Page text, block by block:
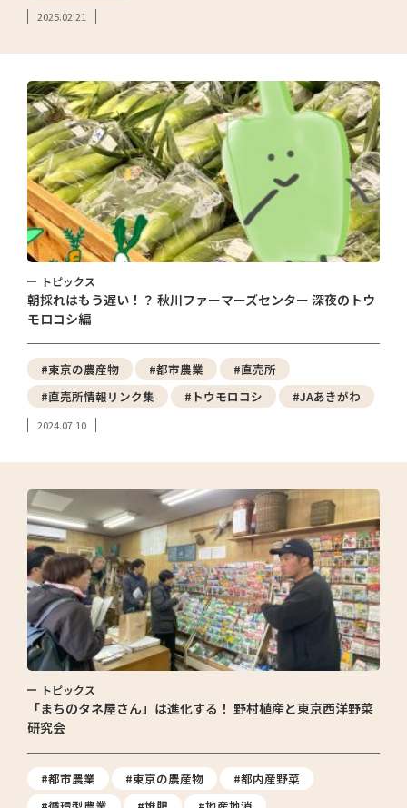
2025.02.21
トピックス
朝採れはもう遅い！？ 秋川ファーマーズセンター 深夜のトウ
モロコシ編
#東京の農産物 #都市農業
#直売所
#直売所情報リンク集
#トウモロコシ #JAあきがわ
2024.07.10
トピックス
「まちのタネ屋さん」は進化する！ 野村植産と東京西洋野菜
研究会
#都市農業 #東京の農産物
#都内産野菜